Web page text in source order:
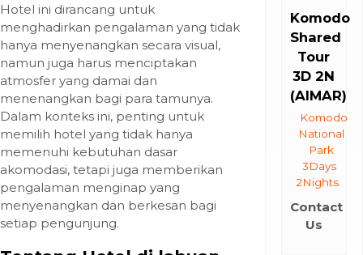
Hotel ini dirancang untuk
menghadirkan pengalaman yang tidak
hanya menyenangkan secara visual,
namun juga harus menciptakan
atmosfer yang damai dan
menenangkan bagi para tamunya.
Dalam konteks ini, penting untuk
memilih hotel yang tidak hanya
memenuhi kebutuhan dasar
akomodasi, tetapi juga memberikan
pengalaman menginap yang
menyenangkan dan berkesan bagi
setiap pengunjung.
Komodo
Shared
Tour
3D 2N
(AIMAR)
Komodo
National
Park
3Days
2Nights
Contact
Us